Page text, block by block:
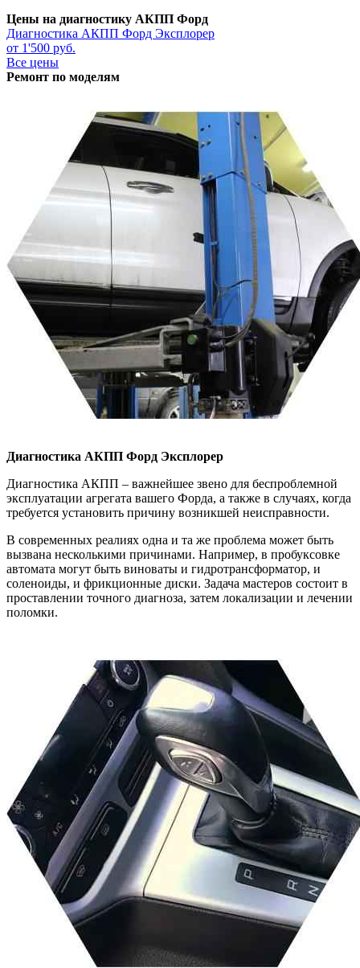
Цены на диагностику АКПП Форд
Диагностика АКПП Форд Эксплорер
от 1'500 руб.
Все цены
Ремонт по моделям
Диагностика АКПП Форд Эксплорер
Диагностика АКПП – важнейшее звено для беспроблемной
эксплуатации агрегата вашего Форда, а также в случаях, когда
требуется установить причину возникшей неисправности.
В современных реалиях одна и та же проблема может быть
вызвана несколькими причинами. Например, в пробуксовке
автомата могут быть виноваты и гидротрансформатор, и
соленоиды, и фрикционные диски. Задача мастеров состоит в
проставлении точного диагноза, затем локализации и лечении
поломки.